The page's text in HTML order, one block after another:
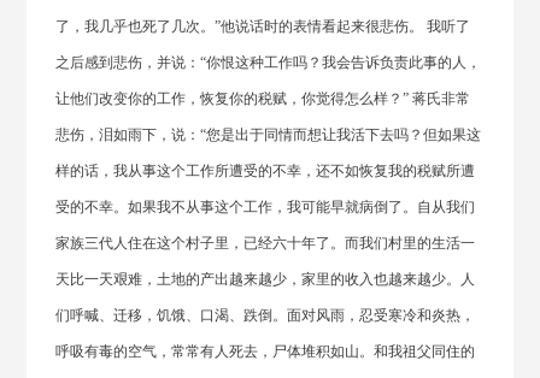
了，我几乎也死了几次。”他说话时的表情看起来很悲伤。 我听了
之后感到悲伤，并说：“你恨这种工作吗？我会告诉负责此事的人，
让他们改变你的工作，恢复你的税赋，你觉得怎么样？” 蒋氏非常
悲伤，泪如雨下，说：“您是出于同情而想让我活下去吗？但如果这
样的话，我从事这个工作所遭受的不幸，还不如恢复我的税赋所遭
受的不幸。如果我不从事这个工作，我可能早就病倒了。自从我们
家族三代人住在这个村子里，已经六十年了。而我们村里的生活一
天比一天艰难，土地的产出越来越少，家里的收入也越来越少。人
们呼喊、迁移，饥饿、口渴、跌倒。面对风雨，忍受寒冷和炎热，
呼吸有毒的空气，常常有人死去，尸体堆积如山。和我祖父同住的